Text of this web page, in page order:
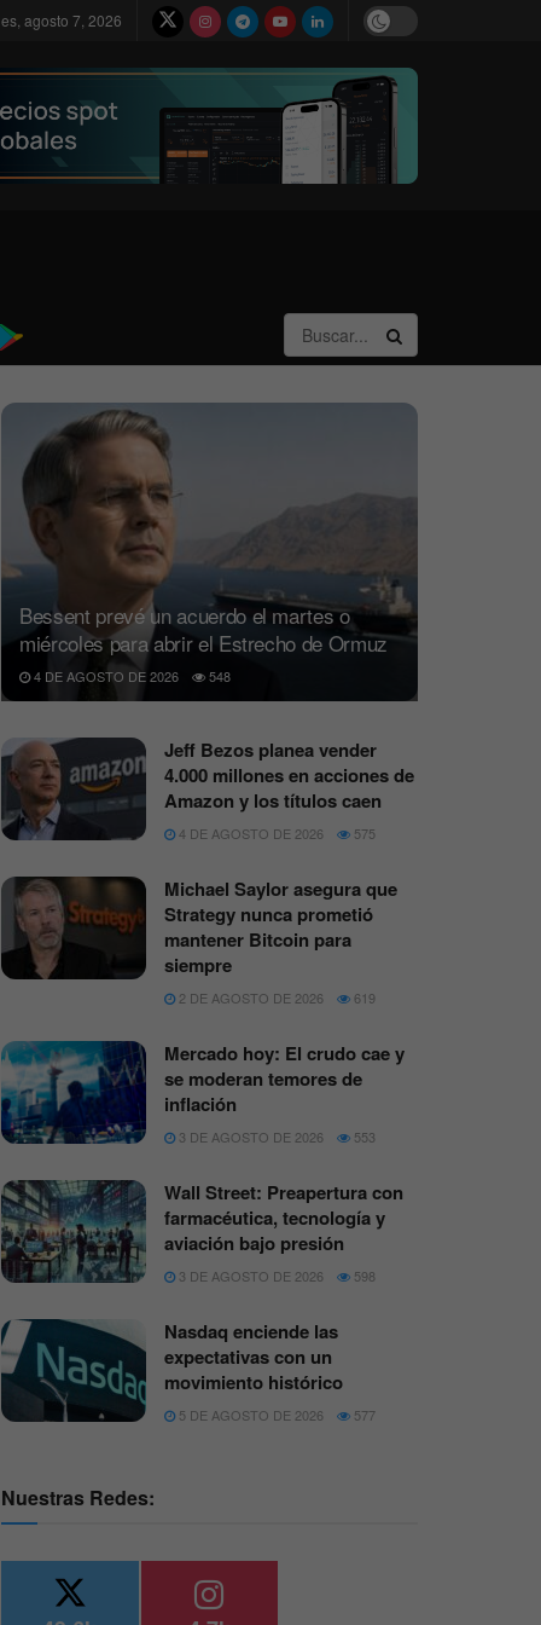
agosto 7, 2026
Bessent prevé un acuerdo el martes o
miércoles para abrir el Estrecho de Ormuz
4 DE AGOSTO DE 2026 548
Jeff Bezos planea vender
4.000 millones en acciones de
Amazon y los títulos caen
4 DE AGOSTO DE 2026 575
Michael Saylor asegura que
Strategy nunca prometió
mantener Bitcoin para
siempre
2 DE AGOSTO DE 2026 619
Mercado hoy: El crudo cae y
se moderan temores de
inflación
3 DE AGOSTO DE 2026 553
Wall Street: Preapertura con
farmacéutica, tecnología y
aviación bajo presión
3 DE AGOSTO DE 2026 598
Nasdaq enciende las
expectativas con un
movimiento histórico
5 DE AGOSTO DE 2026 577
Nuestras Redes: